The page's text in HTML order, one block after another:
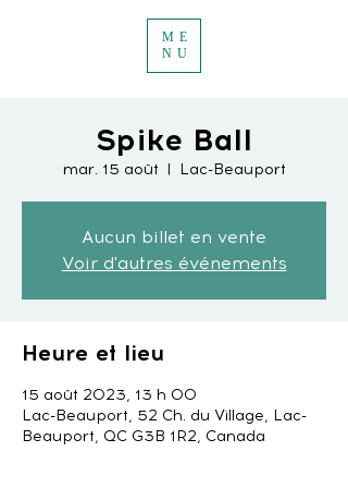
ME
NU
Spike Ball
mar. 15 août
  |
Lac-Beauport
Aucun billet en vente
Voir d'autres événements
Heure et lieu
15 août 2023, 13 h 00
Lac-Beauport, 52 Ch. du Village, Lac-
Beauport, QC G3B 1R2, Canada